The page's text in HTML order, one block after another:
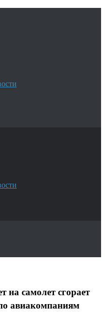
на самолет сгорает
авиакомпаниям